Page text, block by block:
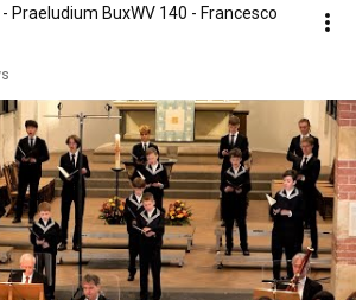
Praeludium BuxWV 140 - Francesco